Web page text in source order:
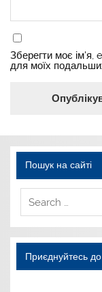
Зберегти моє ім'я,
для моїх
Пошук на сайті
Приєднуйтесь